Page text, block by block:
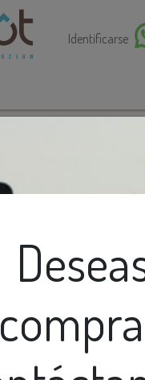
Identificarse
CERAMICA